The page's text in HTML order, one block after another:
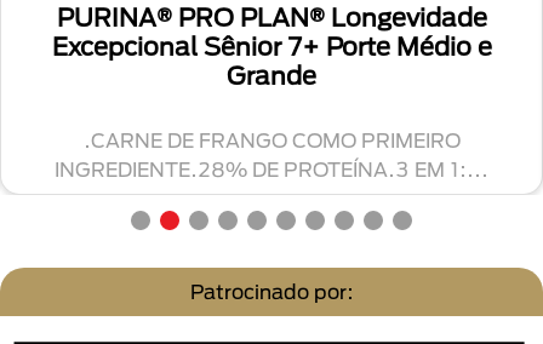
PURINA® PRO PLAN® Longevidade
Excepcional Sênior 7+ Porte Médio e
Grande
.CARNE DE FRANGO COMO PRIMEIRO
INGREDIENTE.28% DE PROTEÍNA.3 EM 1:...
Patrocinado por: